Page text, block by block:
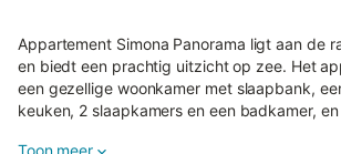
Appartement Simona Panorama ligt aan de
en biedt een prachtig uitzicht op zee. Het
een gezellige woonkamer met slaapbank,
keuken, 2 slaapkamers en een badkamer,
Toon meer